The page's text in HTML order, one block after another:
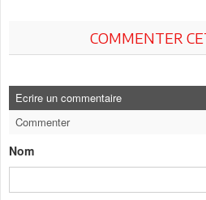
COMMENTER
Ecrire un commentaire
Commenter
Nom